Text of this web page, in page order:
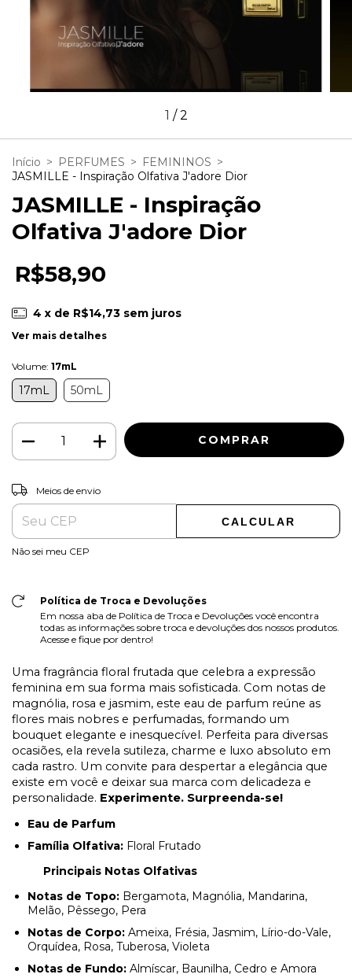
1 /2
Início > PERFUMES > FEMININOS >
JASMILLE - Inspiração Olfativa J'adore Dior
JASMILLE - Inspiração
Olfativa J'adore Dior
R$58,90
4 x de R$14,73 sem juros
Ver mais detalhes
Volume: 17mL
17mL 50mL
Entregas para o CEP:
Meios de envio
CALCULAR
Não sei meu CEP
Política de Troca e Devoluções
Em nossa aba de Política de Troca e Devoluções você encontra
todas as informações sobre troca e devoluções dos nossos produtos.
Acesse e fique por dentro!
Uma fragrância floral frutada que celebra a expressão
feminina em sua forma mais sofisticada. Com notas de
magnólia, rosa e jasmim, este eau de parfum reúne as
flores mais nobres e perfumadas, formando um
bouquet elegante e inesquecível. Perfeita para diversas
ocasiões, ela revela sutileza, charme e luxo absoluto em
cada rastro. Um convite para despertar a elegância que
existe em você e deixar sua marca com delicadeza e
personalidade. Experimente. Surpreenda-se!
Eau de Parfum
Família Olfativa: Floral Frutado
Principais Notas Olfativas
Notas de Topo: Bergamota, Magnólia, Mandarina,
Melão, Pêssego, Pera
Notas de Corpo: Ameixa, Frésia, Jasmim, Lírio-do-Vale,
Orquídea, Rosa, Tuberosa, Violeta
Notas de Fundo: Almíscar, Baunilha, Cedro e Amora